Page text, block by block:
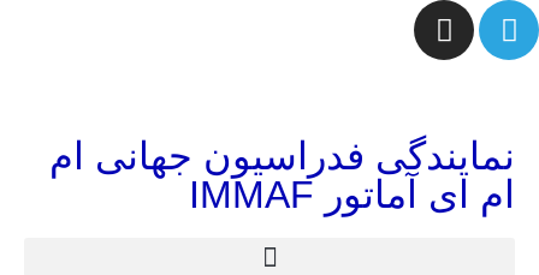
نمایندگی فدراسیون جهانی ام
ام ای آماتور IMMAF